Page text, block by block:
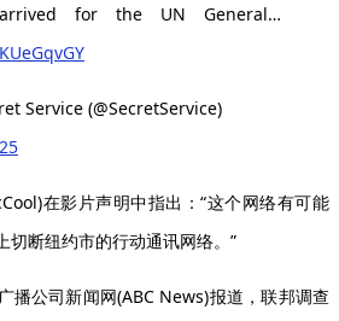
for the UN General…
Service (@SecretService)
在影片声明中指出：“这个网络有可能
切断纽约市的行动通讯网络。”
公司新闻网(ABC News)报道，联邦调查